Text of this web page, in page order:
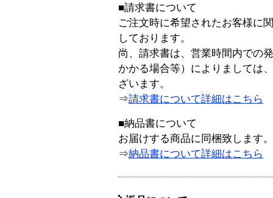
■請求書について
ご注文時に希望されたお客様に
しております。
尚、請求書は、営業時間内での
かかる場合等）によりましては
ざいます。
⇒請求書について詳細はこちら
■納品書について
お届けする商品に同梱致します。
⇒納品書について詳細はこちら